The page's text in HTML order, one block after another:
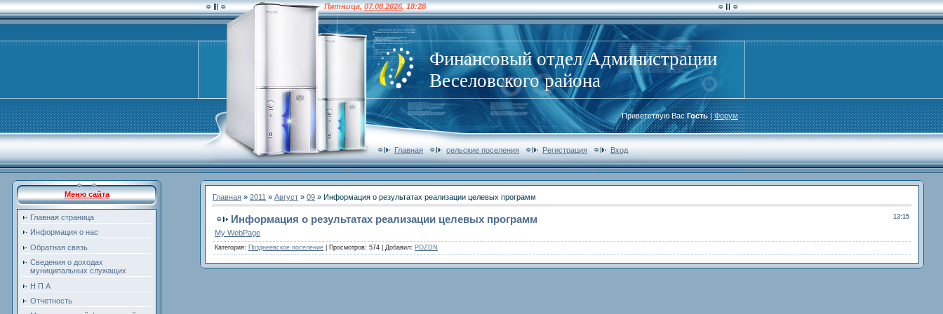
Пятница,07.08.2026,18:28
Финансовый отдел Администрации
Веселовского района
Приветствую Вас Гость|Форум
Главная сельские поселения Регистрация Вход
Меню сайта
Главная страница
Информация о нас
Обратная связь
Сведения о доходах
муниципальных служащих
Н П А
Отчетность
Главная » 2011 » Август » 09 » Информация о результатах реализации целевых программ
13:15
Информация о результатах реализации целевых программ
My WebPage
Категория: Позднеевское поселение Просмотров: 574 | Добавил: POZDN